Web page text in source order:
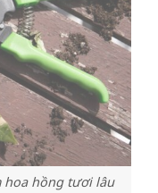
hoa hồng tươi lâu